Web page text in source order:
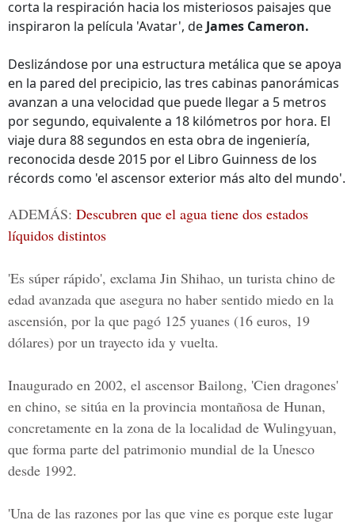
corta la respiración hacia los misteriosos paisajes que
inspiraron la película 'Avatar', de James Cameron.
Deslizándose por una estructura metálica que se apoya
en la pared del precipicio, las tres cabinas panorámicas
avanzan a una velocidad que puede llegar a 5 metros
por segundo, equivalente a 18 kilómetros por hora. El
viaje dura 88 segundos en esta obra de ingeniería,
reconocida desde 2015 por el Libro Guinness de los
récords como 'el ascensor exterior más alto del mundo'.
ADEMÁS: Descubren que el agua tiene dos estados
líquidos distintos
'Es súper rápido', exclama Jin Shihao, un turista chino de
edad avanzada que asegura no haber sentido miedo en la
ascensión, por la que pagó 125 yuanes (16 euros, 19
dólares) por un trayecto ida y vuelta.
Inaugurado en 2002, el ascensor Bailong, 'Cien dragones'
en chino, se sitúa en la provincia montañosa de Hunan,
concretamente en la zona de la localidad de Wulingyuan,
que forma parte del patrimonio mundial de la Unesco
desde 1992.
'Una de las razones por las que vine es porque este lugar